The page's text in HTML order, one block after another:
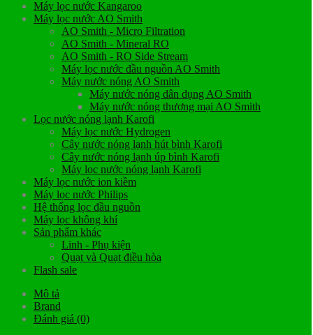
Máy lọc nước Kangaroo
Máy lọc nước AO Smith
AO Smith - Micro Filtration
AO Smith - Mineral RO
AO Smith - RO Side Stream
Máy lọc nước đầu nguồn AO Smith
Máy nước nóng AO Smith
Máy nước nóng dân dụng AO Smith
Máy nước nóng thương mại AO Smith
Lọc nước nóng lạnh Karofi
Máy lọc nước Hydrogen
Cây nước nóng lạnh hút bình Karofi
Cây nước nóng lạnh úp bình Karofi
Máy lọc nước nóng lạnh Karofi
Máy lọc nước ion kiềm
Máy lọc nước Philips
Hệ thống lọc đầu nguồn
Máy lọc không khí
Sản phẩm khác
Linh - Phụ kiện
Quạt và Quạt điều hòa
Flash sale
Mô tả
Brand
Đánh giá (0)